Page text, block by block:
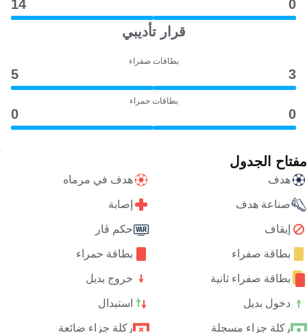
0
14
قرار تأديبي
بطاقات صفراء
3
5
بطاقات حمراء
0
0
مفتاح الجدول
هدف هدف في مرماه
صناعة هدف إصابة
إيقاف حكم ڤار
بطاقة صفراء بطاقة حمراء
بطاقة صفراء ثانية خروج بديل
دخول بديل استبدال
ركلة جزاء مسجلة ركلة جزاء ضائعة